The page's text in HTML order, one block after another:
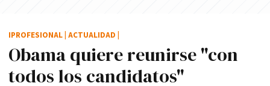
Obama quiere reunirse "con
todos los candidatos"
IPROFESIONAL ACTUALIDAD